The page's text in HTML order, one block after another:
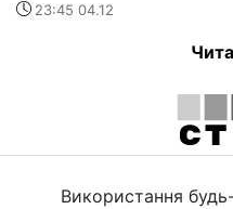
23:45 04.12
Використання